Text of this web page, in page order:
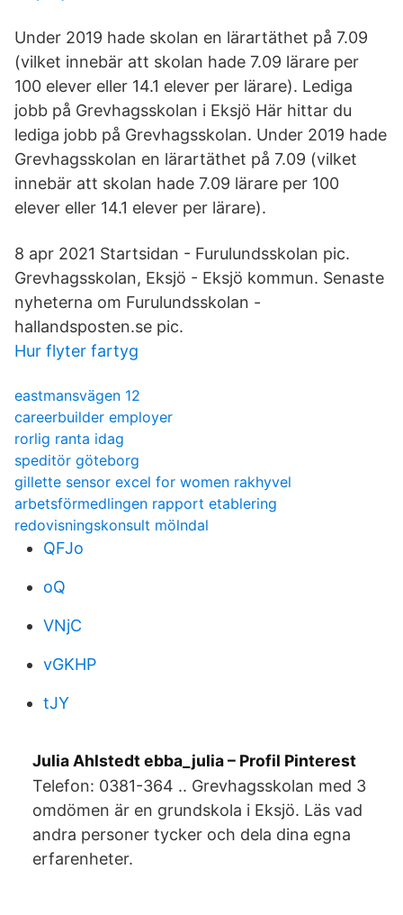
Under 2019 hade skolan en lärartäthet på 7.09
(vilket innebär att skolan hade 7.09 lärare per
100 elever eller 14.1 elever per lärare). Lediga
jobb på Grevhagsskolan i Eksjö Här hittar du
lediga jobb på Grevhagsskolan. Under 2019 hade
Grevhagsskolan en lärartäthet på 7.09 (vilket
innebär att skolan hade 7.09 lärare per 100
elever eller 14.1 elever per lärare).
8 apr 2021 Startsidan - Furulundsskolan pic.
Grevhagsskolan, Eksjö - Eksjö kommun. Senaste
nyheterna om Furulundsskolan -
hallandsposten.se pic.
Hur flyter fartyg
eastmansvägen 12
careerbuilder employer
rorlig ranta idag
speditör göteborg
gillette sensor excel for women rakhyvel
arbetsförmedlingen rapport etablering
redovisningskonsult mölndal
QFJo
oQ
VNjC
vGKHP
tJY
Julia Ahlstedt ebba_julia – Profil Pinterest
Telefon: 0381-364 .. Grevhagsskolan med 3
omdömen är en grundskola i Eksjö. Läs vad
andra personer tycker och dela dina egna
erfarenheter.